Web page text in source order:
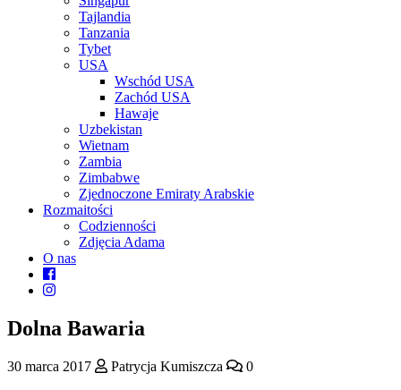
Tajlandia
Tanzania
Tybet
USA
Wschód USA
Zachód USA
Hawaje
Uzbekistan
Wietnam
Zambia
Zimbabwe
Zjednoczone Emiraty Arabskie
Rozmaitości
Codzienności
Zdjęcia Adama
O nas
Dolna Bawaria
30 marca 2017 Patrycja Kumiszcza
0